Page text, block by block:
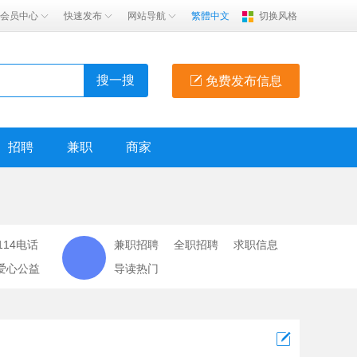
会员中心 快速发布 网站导航 繁體中文 切换风格
免费发布信息
搜一搜
招聘 兼职 商家
电话
心公益
兼职招聘 全职招聘
求职信息
导读热门